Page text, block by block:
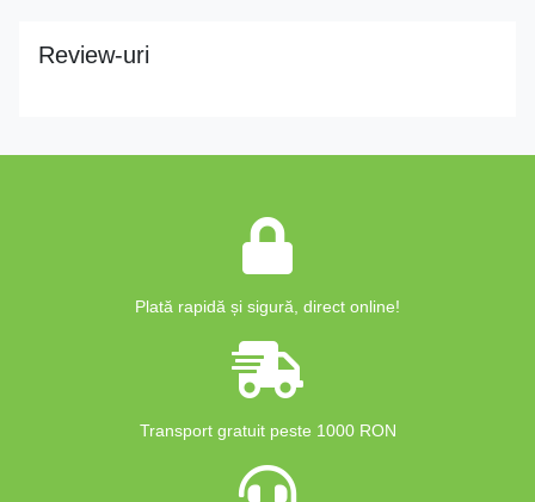
Review-uri
Plată rapidă și sigură, direct online!
Transport gratuit peste 1000 RON